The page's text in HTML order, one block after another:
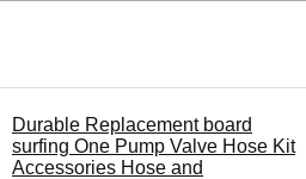
Durable Replacement board
surfing One Pump Valve Hose Kit
Accessories Hose and